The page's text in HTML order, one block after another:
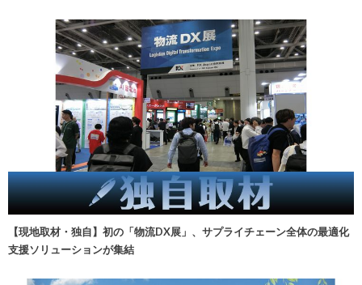
【現地取材・独自】初の「物流DX展」、サプライチェーン全体の最適化
支援ソリューションが集結